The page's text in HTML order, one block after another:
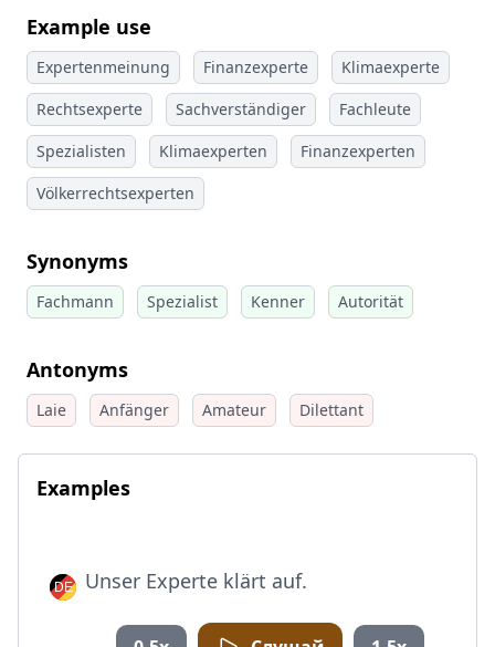
Example use
Expertenmeinung Finanzexperte
Klimaexperte
Rechtsexperte
Sachverständiger
Fachleute
Spezialisten
Klimaexperten
Finanzexperten
Völkerrechtsexperten
Synonyms
Fachmann Spezialist Kenner Autorität
Antonyms
Laie Anfänger Amateur Dilettant
Examples
Unser Experte klärt auf.